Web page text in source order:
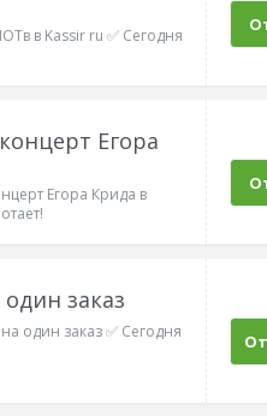
в Kassir ru ✅ Сегодня
Егора
Егора Крида в
заказ
один заказ ✅ Сегодня